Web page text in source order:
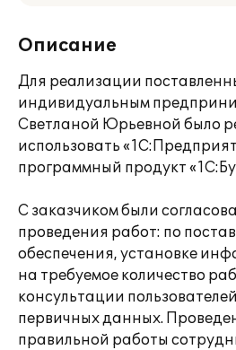
Описание
Для реализации
индивидуальным
Светланой Юрьевной было
использовать
программный продукт
С заказчиком были
проведения работ: по
обеспечения, установке
на требуемое количество
консультации
первичных данных.
правильной работы